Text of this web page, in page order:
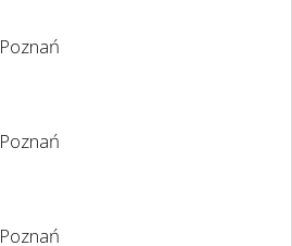
Poznań
Poznań
Poznań